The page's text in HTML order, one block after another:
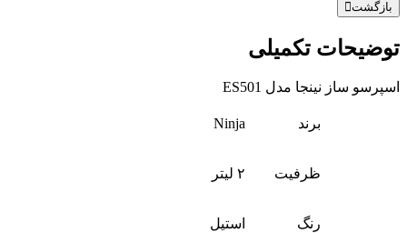
بازگشت
توضیحات تکمیلی
اسپرسو ساز نینجا مدل ES501
برند Ninja
ظرفیت ۲ لیتر
رنگ استیل